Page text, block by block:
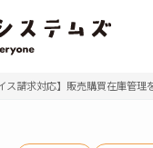
ス請求対応】販売購買在庫管